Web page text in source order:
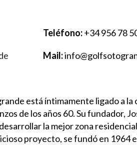
Teléfono:+34 956 78
Mail:
está íntimamente ligado a la
de los años 60. Su fundador,
la mejor zona
proyecto, se fundó en 1964